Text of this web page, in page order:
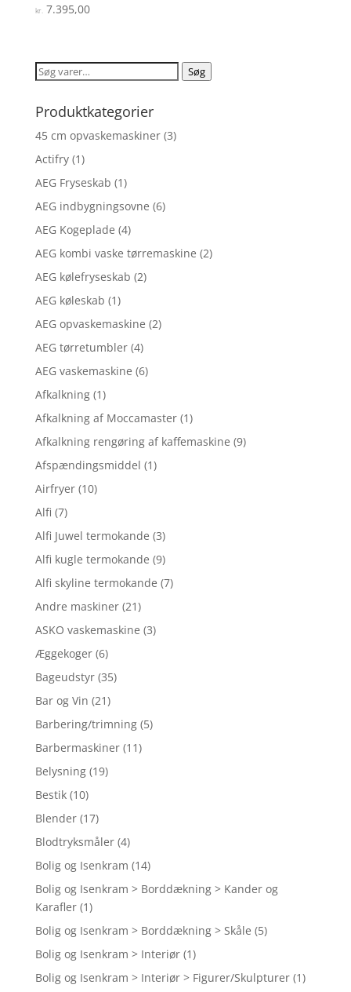
Vurderet
4.4
kr.7.395,00
Søg
Søg
Produktkategorier
45 cm opvaskemaskiner (3)
Actifry (1)
AEG Fryseskab (1)
AEG indbygningsovne (6)
AEG Kogeplade (4)
AEG kombi vaske tørremaskine (2)
AEG kølefryseskab (2)
AEG køleskab (1)
AEG opvaskemaskine (2)
AEG tørretumbler (4)
AEG vaskemaskine (6)
Afkalkning (1)
Afkalkning af Moccamaster (1)
Afkalkning rengøring af kaffemaskine (9)
Afspændingsmiddel (1)
Airfryer (10)
Alfi (7)
Alfi Juwel termokande (3)
Alfi kugle termokande (9)
Alfi skyline termokande (7)
Andre maskiner (21)
ASKO vaskemaskine (3)
Æggekoger (6)
Bageudstyr (35)
Bar og Vin (21)
Barbering/trimning (5)
Barbermaskiner (11)
Belysning (19)
Bestik (10)
Blender (17)
Blodtryksmåler (4)
Bolig og Isenkram (14)
Bolig og Isenkram > Borddækning > Kander og
Karafler (1)
Bolig og Isenkram > Borddækning > Skåle (5)
Bolig og Isenkram > Interiør (1)
Bolig og Isenkram > Interiør > Figurer/Skulpturer (1)